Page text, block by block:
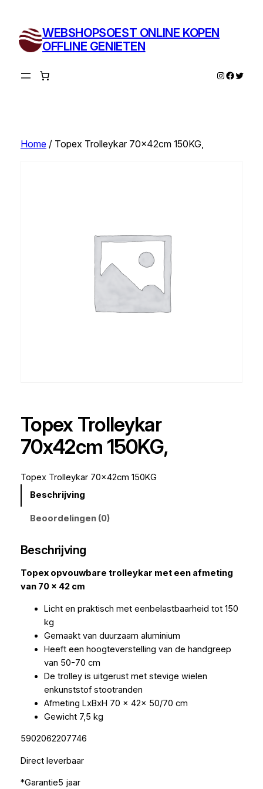
inhoud
WEBSHOPSOEST ONLINE KOPEN
OFFLINE GENIETEN
Instagram
Twitter
Home/ Topex Trolleykar 70x42cm 150KG,
Topex Trolleykar
70x42cm 150KG,
Topex Trolleykar 70x42cm 150KG
Beschrijving
Beoordelingen (0)
Beschrijving
Topex opvouwbare trolleykar met een afmeting
van 70 x 42 cm
Licht en praktisch met eenbelastbaarheid tot 150
kg
Gemaakt van duurzaam aluminium
Heeft een hoogteverstelling van de handgreep
van 50-70 cm
De trolley is uitgerust met stevige wielen
enkunststof stootranden
Afmeting LxBxH 70 x 42x 50/70 cm
Gewicht 7,5 kg
5902062207746
Direct leverbaar
*Garantie5 jaar